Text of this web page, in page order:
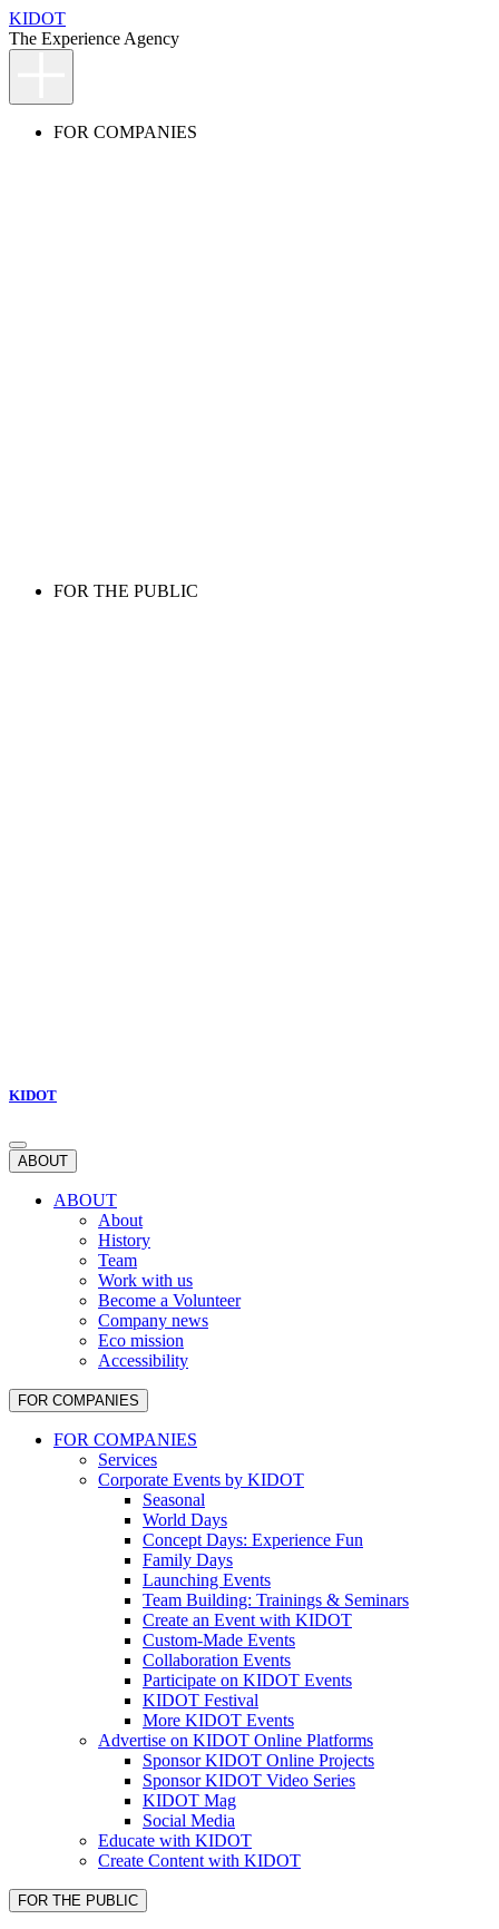
KIDOT
The Experience Agency
FOR COMPANIES
FOR THE PUBLIC
KIDOT
ABOUT
ABOUT
About
History
Team
Work with us
Become a Volunteer
Company news
Eco mission
Accessibility
FOR COMPANIES
FOR COMPANIES
Services
Corporate Events by KIDOT
Seasonal
World Days
Concept Days: Experience Fun
Family Days
Launching Events
Team Building: Trainings & Seminars
Create an Event with KIDOT
Custom-Made Events
Collaboration Events
Participate on KIDOT Events
KIDOT Festival
More KIDOT Events
Advertise on KIDOT Online Platforms
Sponsor KIDOT Online Projects
Sponsor KIDOT Video Series
KIDOT Mag
Social Media
Educate with KIDOT
Create Content with KIDOT
FOR THE PUBLIC